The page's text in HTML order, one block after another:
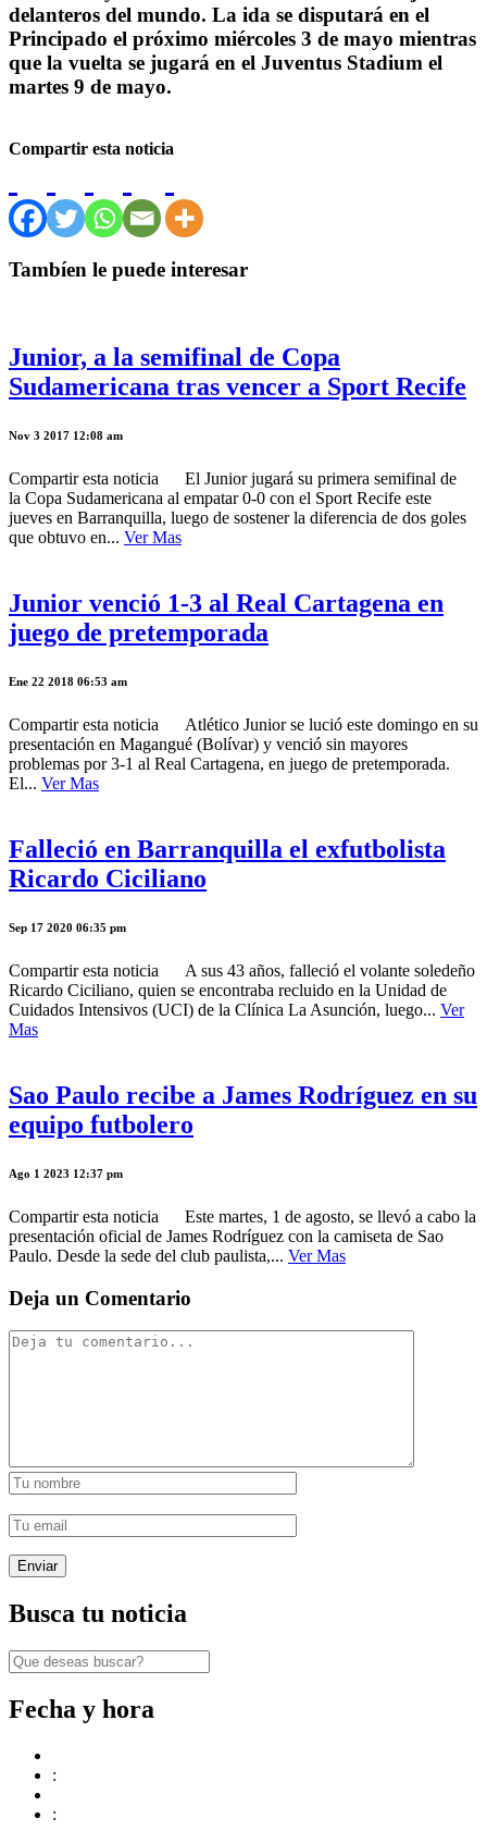
delanteros del mundo. La ida se disputará en el
Principado el próximo miércoles 3 de mayo mientras
que la vuelta se jugará en el Juventus Stadium el
martes 9 de mayo.
Compartir esta noticia
Tambíen le puede interesar
Junior, a la semifinal de Copa
Sudamericana tras vencer a Sport Recife
Nov 3 2017 12:08 am
Compartir esta noticia El Junior jugará su primera semifinal de
la Copa Sudamericana al empatar 0-0 con el Sport Recife este
jueves en Barranquilla, luego de sostener la diferencia de dos goles
que obtuvo en... Ver Mas
Junior venció 1-3 al Real Cartagena en
juego de pretemporada
Ene 22 2018 06:53 am
Compartir esta noticia Atlético Junior se lució este domingo en su
presentación en Magangué (Bolívar) y venció sin mayores
problemas por 3-1 al Real Cartagena, en juego de pretemporada.
El... Ver Mas
Falleció en Barranquilla el exfutbolista
Ricardo Ciciliano
Sep 17 2020 06:35 pm
Compartir esta noticia A sus 43 años, falleció el volante soledeño
Ricardo Ciciliano, quien se encontraba recluido en la Unidad de
Cuidados Intensivos (UCI) de la Clínica La Asunción, luego... Ver
Mas
Sao Paulo recibe a James Rodríguez en su
equipo futbolero
Ago 1 2023 12:37 pm
Compartir esta noticia Este martes, 1 de agosto, se llevó a cabo la
presentación oficial de James Rodríguez con la camiseta de Sao
Paulo. Desde la sede del club paulista,... Ver Mas
Deja un Comentario
Busca tu noticia
Fecha y hora
:
: